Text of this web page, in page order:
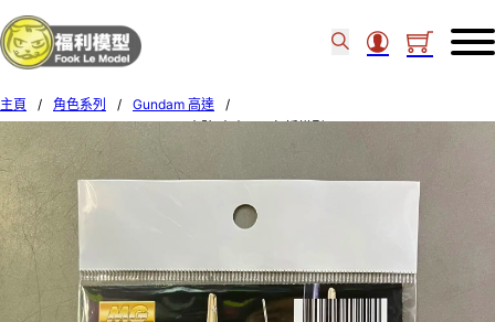
主頁 / 角色系列 / Gundam 高達
/
G-rework – MG HYAKU-SHIKI 水貼(本產品不包括模型) 49242